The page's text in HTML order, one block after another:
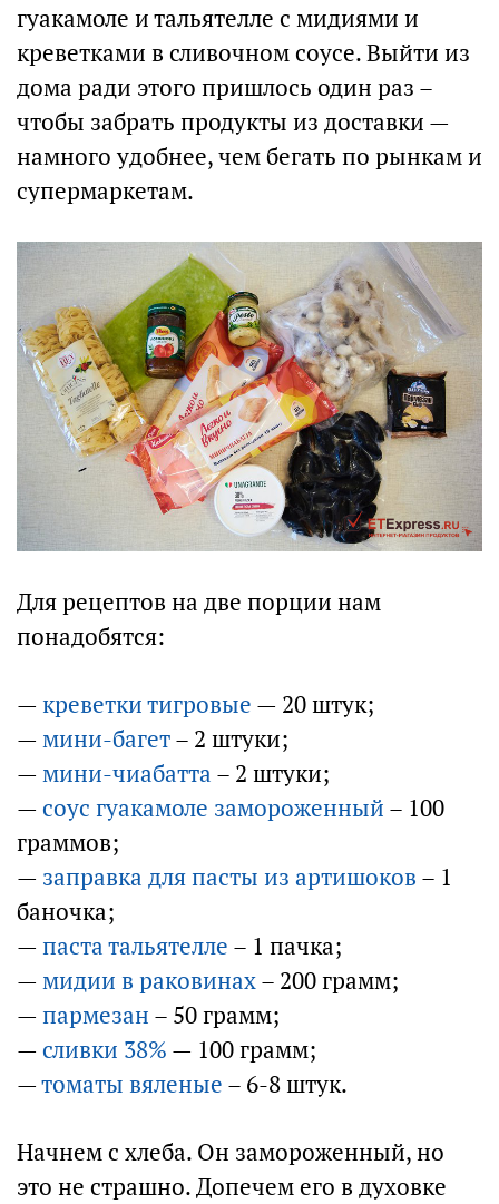
гуакамоле и тальятелле с мидиями и
креветками в сливочном соусе. Выйти из
дома ради этого пришлось один раз –
чтобы забрать продукты из доставки —
намного удобнее, чем бегать по рынкам и
супермаркетам.
Для рецептов на две порции нам
понадобятся:
—креветки тигровые — 20 штук;
—мини-багет– 2 штуки;
—мини-чиабатта – 2 штуки;
—соус гуакамоле замороженный – 100
граммов;
— заправка для пасты из артишоков – 1
баночка;
—паста тальятелле – 1 пачка;
—мидии в раковинах– 200 грамм;
—пармезан – 50 грамм;
—сливки 38% — 100 грамм;
—томаты вяленые – 6-8 штук.
Начнем с хлеба. Он замороженный, но
это не страшно. Допечем его в духовке